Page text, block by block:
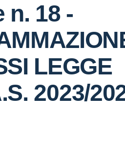
n. 18 -
LEGGE
2023/